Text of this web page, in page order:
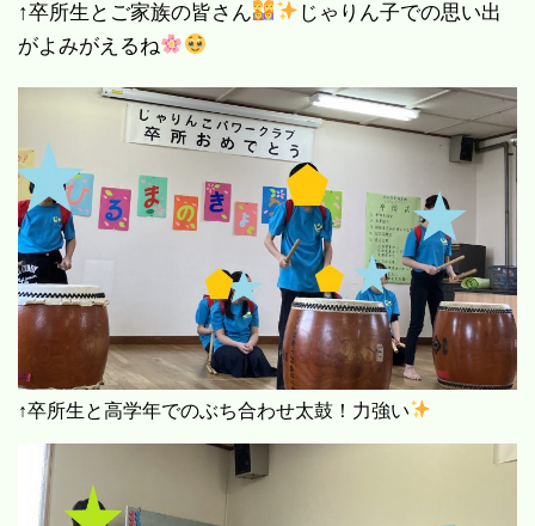
↑卒所生とご家族の皆さん
じゃりん子での思い出
がよみがえるね
↑卒所生と高学年でのぶち合わせ太鼓！力強い